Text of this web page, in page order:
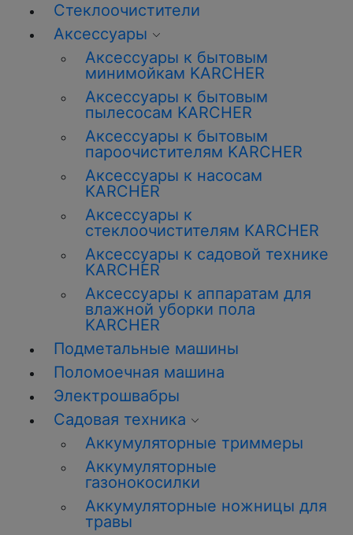
Стеклоочистители
Аксессуары
Аксессуары к бытовым
минимойкам KARCHER
Аксессуары к бытовым
пылесосам KARCHER
Аксессуары к бытовым
пароочистителям KARCHER
Аксессуары к насосам
KARCHER
Аксессуары к
стеклоочистителям KARCHER
Аксессуары к садовой технике
KARCHER
Аксессуары к аппаратам для
влажной уборки пола
KARCHER
Подметальные машины
Поломоечная машина
Электрошвабры
Садовая техника
Аккумуляторные триммеры
Аккумуляторные
газонокосилки
Аккумуляторные ножницы для
травы